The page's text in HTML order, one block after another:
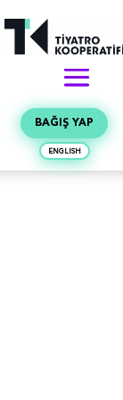
BAĞIŞ YAP
ENGLISH